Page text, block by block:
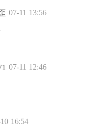
07-11 13:56
07-11 12:46
16:54